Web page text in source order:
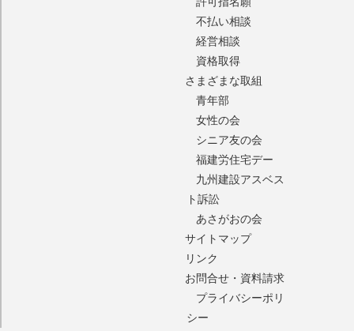
不払い相談
経営相談
資格取得
さまざまな取組
青年部
女性の会
シニア友の会
福建労住宅デー
九州建設アスベス
ト訴訟
あさがおの会
サイトマップ
リンク
お問合せ・資料請求
プライバシーポリ
シー